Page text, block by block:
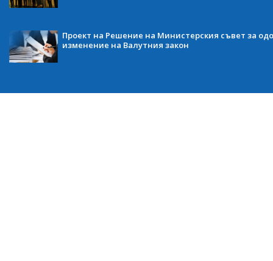
Проект на Решение на Министерския съвет за
изменение на Валутния закон